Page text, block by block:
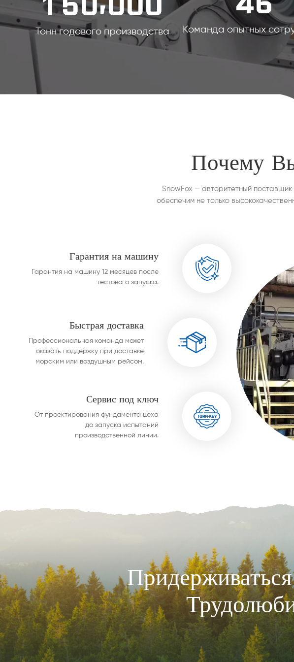
Тонн годового производства Команда опытных
Почему
SnowFox — авторитетный
обеспечим не только
Гарантия на машину
Гарантия на машину 12 месяцев после
тестового запуска.
Быстрая доставка
Профессиональная команда может
оказать поддержку при доставке
морским или воздушным рейсом.
Сервис под ключ
От проектирования фундамента цеха
до запуска испытаний
производственной линии.